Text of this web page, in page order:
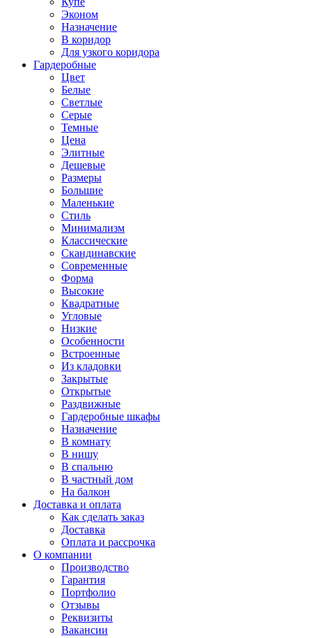
Эконом
Назначение
В коридор
Для узкого коридора
Гардеробные
Цвет
Белые
Светлые
Серые
Темные
Цена
Элитные
Дешевые
Размеры
Большие
Маленькие
Стиль
Минимализм
Классические
Скандинавские
Современные
Форма
Высокие
Квадратные
Угловые
Низкие
Особенности
Встроенные
Из кладовки
Закрытые
Открытые
Раздвижные
Гардеробные шкафы
Назначение
В комнату
В нишу
В спальню
В частный дом
На балкон
Доставка и оплата
Как сделать заказ
Доставка
Оплата и рассрочка
О компании
Производство
Гарантия
Портфолио
Отзывы
Реквизиты
Вакансии